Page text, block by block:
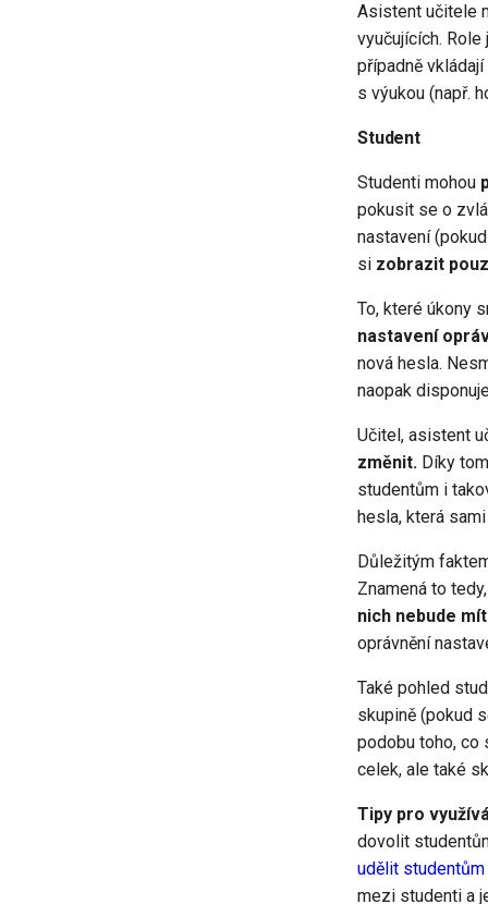
Asistent učitele
vyučujících.
případně
s výukou (např.
Student
Studenti mohou
pokusit se o
nastavení
si zobrazit
To, které úkony
nastavení
nová hesla.
naopak
Učitel, asistent
změnit. Díky
studentům i
hesla, která
Důležitým
Znamená to
nich nebude
oprávnění
Také pohled
skupině (pokud
podobu toho, co
celek, ale také
Tipy pro
dovolit
udělit
mezi studenti a